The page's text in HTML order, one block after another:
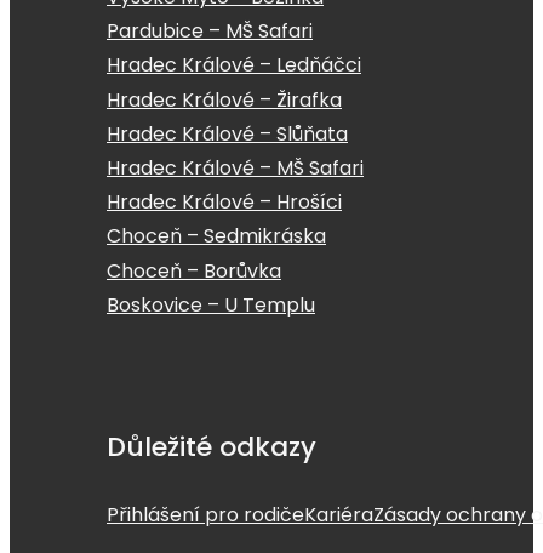
Pardubice – MŠ Safari
Hradec Králové – Ledňáčci
Hradec Králové – Žirafka
Hradec Králové – Slůňata
Hradec Králové – MŠ Safari
Hradec Králové – Hrošíci
Choceň – Sedmikráska
Choceň – Borůvka
Boskovice – U Templu
Důležité odkazy
Přihlášení pro rodičeKariéraZásady ochrany